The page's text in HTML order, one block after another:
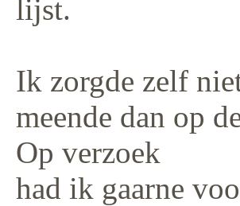
lijst.
Ik zorgde zelf
meende dan op
Op verzoek
had ik gaarne